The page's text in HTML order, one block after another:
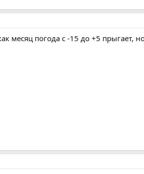
месяц погода с -15 до +5 прыгает,